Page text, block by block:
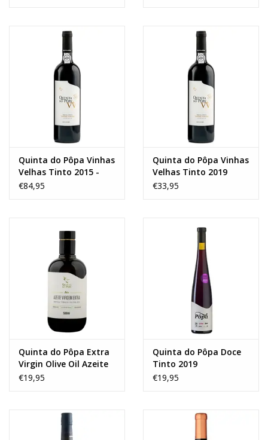
Quinta do Pôpa Vinhas
Velhas Tinto 2015 -
MAGNUM
€84,95
Quinta do Pôpa Vinhas
Velhas Tinto 2019
€33,95
Quinta do Pôpa Extra
Virgin Olive Oil Azeite
BIO 0.5L
€19,95
Quinta do Pôpa Doce
Tinto 2019
€19,95